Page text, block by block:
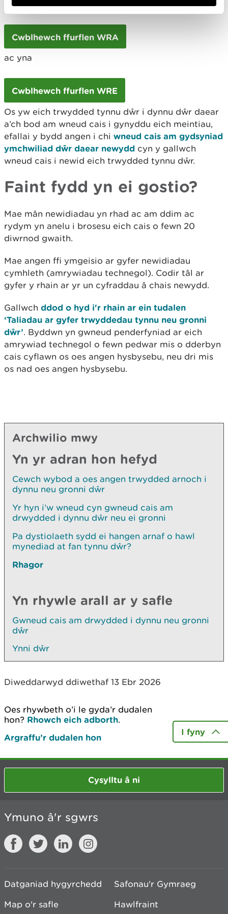
dŵr:
Cwblhewch ffurflen WRA
ac yna
Cwblhewch ffurflen WRE
Os yw eich trwydded tynnu dŵr i dynnu dŵr daear
a’ch bod am wneud cais i gynyddu eich meintiau,
efallai y bydd angen i chi wneud cais am gydsyniad
ymchwiliad dŵr daear newydd cyn y gallwch
wneud cais i newid eich trwydded tynnu dŵr.
Faint fydd yn ei gostio?
Mae mân newidiadau yn rhad ac am ddim ac
rydym yn anelu i brosesu eich cais o fewn 20
diwrnod gwaith.
Mae angen ffi ymgeisio ar gyfer newidiadau
cymhleth (amrywiadau technegol). Codir tâl ar
gyfer y rhain ar yr un cyfraddau â chais newydd.
Gallwch ddod o hyd i'r rhain ar ein tudalen
‘Taliadau ar gyfer trwyddedau tynnu neu gronni
dŵr’. Byddwn yn gwneud penderfyniad ar eich
amrywiad technegol o fewn pedwar mis o dderbyn
cais cyflawn os oes angen hysbysebu, neu dri mis
os nad oes angen hysbysebu.
Archwilio mwy
Yn yr adran hon hefyd
Cewch wybod a oes angen trwydded arnoch i
dynnu neu gronni dŵr
Yr hyn i’w wneud cyn gwneud cais am
drwydded i dynnu dŵr neu ei gronni
Pa dystiolaeth sydd ei hangen arnaf o hawl
mynediad at fan tynnu dŵr?
Rhagor
Yn rhywle arall ar y safle
Gwneud cais am drwydded i dynnu neu gronni
dŵr
Ynni dŵr
Diweddarwyd ddiwethaf 13 Ebr 2026
Oes rhywbeth o’i le gyda’r dudalen
hon? Rhowch eich adborth.
Argraffu’r dudalen hon
I fyny
Cysylltu â ni
Ymuno â'r sgwrs
Datganiad hygyrchedd
Safonau'r Gymraeg
Map o'r safle
Hawlfraint